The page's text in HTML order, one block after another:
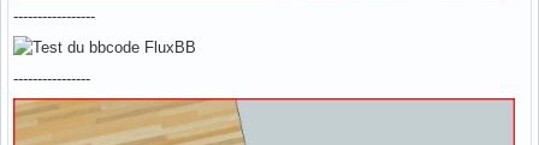
-----------------
----------------